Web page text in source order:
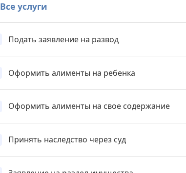
Все услуги
Подать заявление на развод
Оформить алименты на ребенка
Оформить алименты на свое содержание
Принять наследство через суд